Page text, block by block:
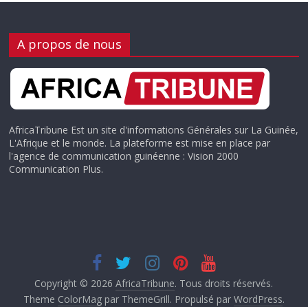
A propos de nous
AfricaTribune Est un site d'informations Générales sur La Guinée,
L'Afrique et le monde. La plateforme est mise en place par
l'agence de communication guinéenne : Vision 2000
Communication Plus.
Copyright © 2026AfricaTribune. Tous droits réservés.
Theme ColorMagpar ThemeGrill. Propulsé par WordPress.